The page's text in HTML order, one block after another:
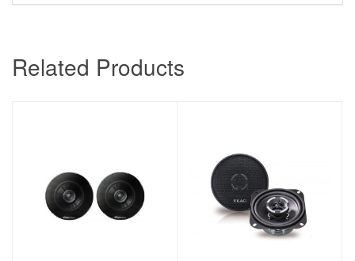
Related Products